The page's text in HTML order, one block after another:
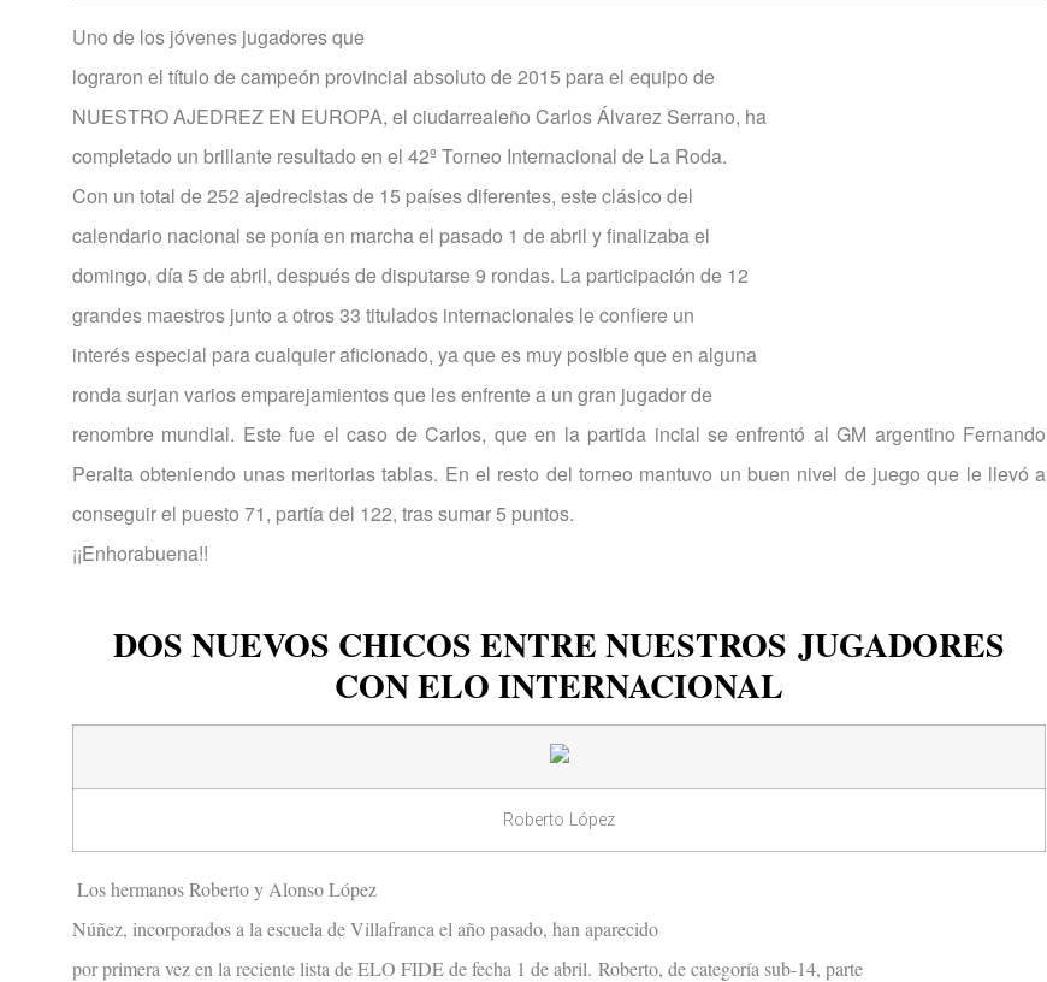
Uno de los jóvenes jugadores que
lograron el título de campeón provincial absoluto de 2015 para el equipo de
NUESTRO AJEDREZ EN EUROPA, el ciudarrealeño Carlos Álvarez Serrano, ha
completado un brillante resultado en el 42º Torneo Internacional de La Roda.
Con un total de 252 ajedrecistas de 15 países diferentes, este clásico del
calendario nacional se ponía en marcha el pasado 1 de abril y finalizaba el
domingo, día 5 de abril, después de disputarse 9 rondas. La participación de 12
grandes maestros junto a otros 33 titulados internacionales le confiere un
interés especial para cualquier aficionado, ya que es muy posible que en alguna
ronda surjan varios emparejamientos que les enfrente a un gran jugador de
renombre mundial. Este fue el caso de Carlos, que en la partida incial se enfrentó al GM argentino Fernando
Peralta obteniendo unas meritorias tablas. En el resto del torneo mantuvo un buen nivel de juego que le llevó a
conseguir el puesto 71, partía del 122, tras sumar 5 puntos.
¡¡Enhorabuena!!
DOS NUEVOS CHICOS ENTRE NUESTROSJUGADORES
CON ELO INTERNACIONAL
Roberto López
Los hermanos Roberto y Alonso López
Núñez, incorporados a la escuela de Villafranca el año pasado, han aparecido
por primera vez en la reciente lista de ELO FIDE de fecha 1 de abril. Roberto, de categoría sub-14, parte